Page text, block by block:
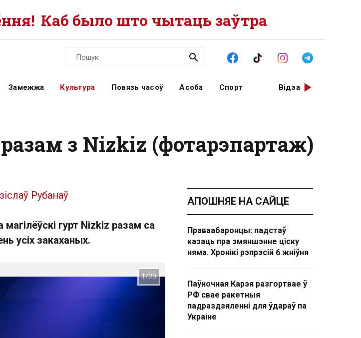
Каб было што чытаць заўтра
Замежжа Культура Повязь часоў Асоба Спорт Відэа
з Nizkiz (фотарэпартаж)
Рубанаў
гурт Nizkiz разам са
усіх закаханых.
АПОШНЯЕ НА САЙЦЕ
Праваабаронцы: падстаў
казаць пра змяншэнне ціску
няма. Хронікі рэпрэсій 6 жніўня
Паўночная Карэя разгортвае ў
РФ свае ракетныя
падраздзяленні для ўдараў па
Украіне